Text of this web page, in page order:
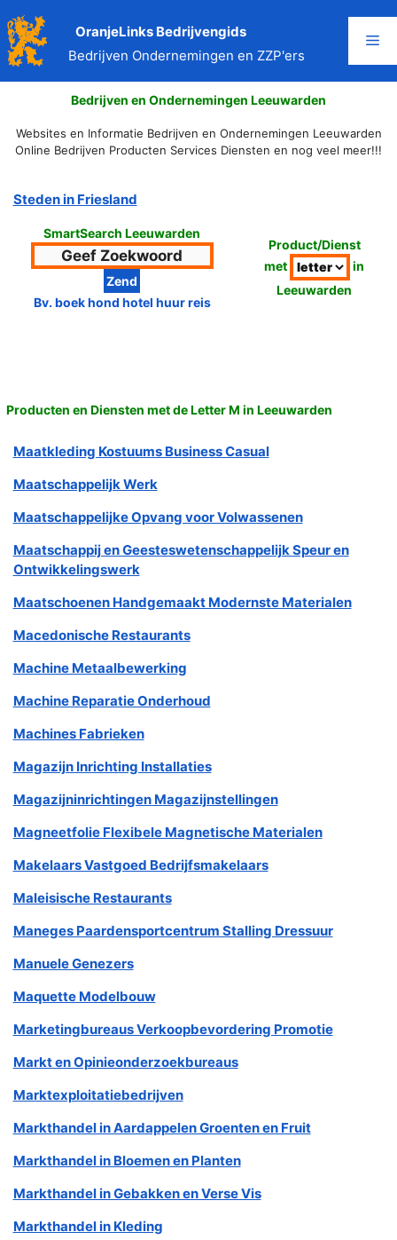
naar
de
inhoud
OranjeLinks Bedrijvengids
Bedrijven Ondernemingen en ZZP'ers
Bedrijven en Ondernemingen Leeuwarden
Websites en Informatie Bedrijven en Ondernemingen Leeuwarden
Online Bedrijven Producten Services Diensten en nog veel meer!!!
Steden in Friesland
SmartSearch Leeuwarden
Bv. boek hond hotel huur reis
Product/Dienst
met
in
Leeuwarden
Producten en Diensten met de Letter M in Leeuwarden
Maatkleding Kostuums Business Casual
Maatschappelijk Werk
Maatschappelijke Opvang voor Volwassenen
Maatschappij en Geesteswetenschappelijk Speur en
Ontwikkelingswerk
Maatschoenen Handgemaakt Modernste Materialen
Macedonische Restaurants
Machine Metaalbewerking
Machine Reparatie Onderhoud
Machines Fabrieken
Magazijn Inrichting Installaties
Magazijninrichtingen Magazijnstellingen
Magneetfolie Flexibele Magnetische Materialen
Makelaars Vastgoed Bedrijfsmakelaars
Maleisische Restaurants
Maneges Paardensportcentrum Stalling Dressuur
Manuele Genezers
Maquette Modelbouw
Marketingbureaus Verkoopbevordering Promotie
Markt en Opinieonderzoekbureaus
Marktexploitatiebedrijven
Markthandel in Aardappelen Groenten en Fruit
Markthandel in Bloemen en Planten
Markthandel in Gebakken en Verse Vis
Markthandel in Kleding